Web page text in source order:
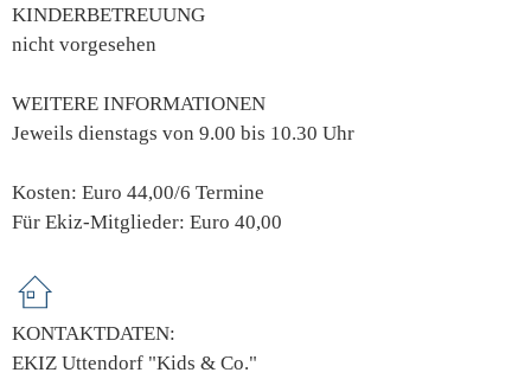
KINDERBETREUUNG
nicht vorgesehen
WEITERE INFORMATIONEN
Jeweils dienstags von 9.00 bis 10.30 Uhr
Kosten: Euro 44,00/6 Termine
Für Ekiz-Mitglieder: Euro 40,00
KONTAKTDATEN:
EKIZ Uttendorf "Kids & Co."